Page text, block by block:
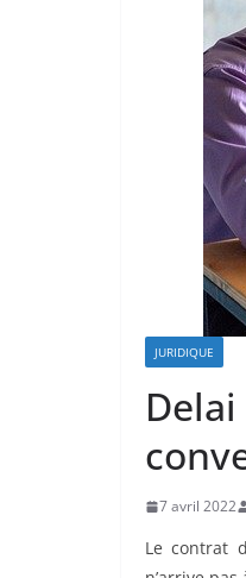
JURIDIQUE
7 avril 2022
Le contrat